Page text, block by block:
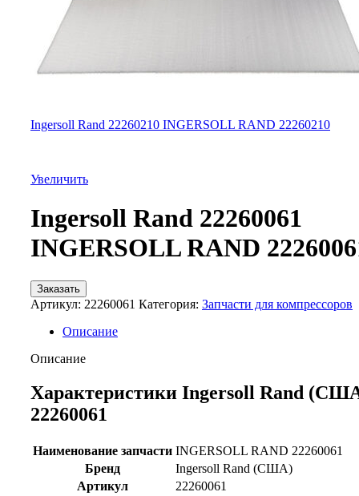
Ingersoll Rand 22260210 INGERSOLL RAND 22260210
Увеличить
Ingersoll Rand 22260061
INGERSOLL RAND
Заказать
Артикул: 22260061 Категория: Запчасти для компрессоров
Описание
Описание
Характеристики Ingersoll Rand
22260061
Наименование запчасти INGERSOLL RAND 22260061
Бренд
Ingersoll Rand (США)
Артикул
22260061